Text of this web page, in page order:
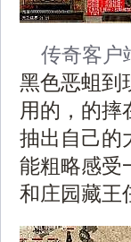
传奇客户
黑色恶蛆到
用的，的摔
抽出自己的
能粗略感受
和庄园藏王